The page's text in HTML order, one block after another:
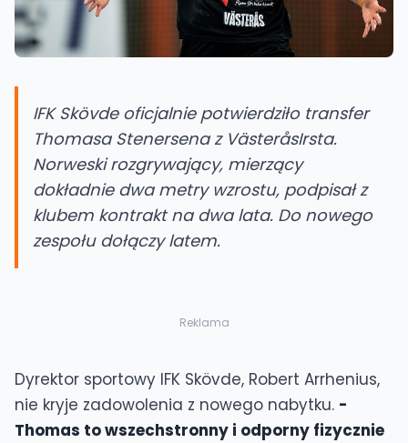
IFK Skövde oficjalnie potwierdziło transfer
Thomasa Stenersena z VästeråsIrsta.
Norweski rozgrywający, mierzący
dokładnie dwa metry wzrostu, podpisał z
klubem kontrakt na dwa lata. Do nowego
zespołu dołączy latem.
Reklama
Dyrektor sportowy IFK Skövde, Robert Arrhenius,
nie kryje zadowolenia z nowego nabytku. -
Thomas to wszechstronny i odporny fizycznie